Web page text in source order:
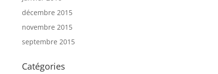
décembre 2015
novembre 2015
septembre 2015
Catégories